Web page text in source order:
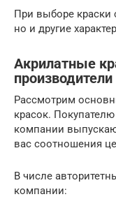
При выборе краски
но и другие
Акрилатные
производители
Рассмотрим
красок.
компании
вас соотношения
В числе
компании: